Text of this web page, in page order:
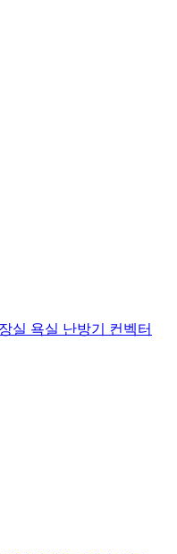
실 욕실 난방기 컨벡터